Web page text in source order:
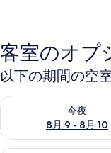
客室のオプ
以下の期間の空
今夜
8月 9 - 8月 10
今夜 8月 9 - 8月 10 の